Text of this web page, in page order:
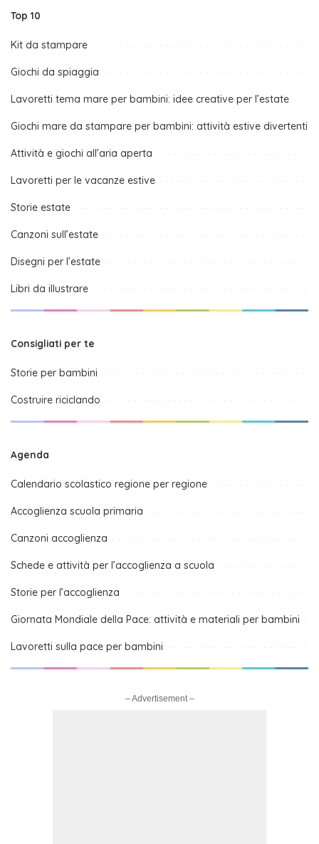
Top 10
Kit da stampare
Giochi da spiaggia
Lavoretti tema mare per bambini: idee creative per l’estate
Giochi mare da stampare per bambini: attività estive divertenti
Attività e giochi all’aria aperta
Lavoretti per le vacanze estive
Storie estate
Canzoni sull’estate
Disegni per l’estate
Libri da illustrare
Consigliati per te
Storie per bambini
Costruire riciclando
Agenda
Calendario scolastico regione per regione
Accoglienza scuola primaria
Canzoni accoglienza
Schede e attività per l’accoglienza a scuola
Storie per l’accoglienza
Giornata Mondiale della Pace: attività e materiali per bambini
Lavoretti sulla pace per bambini
– Advertisement –